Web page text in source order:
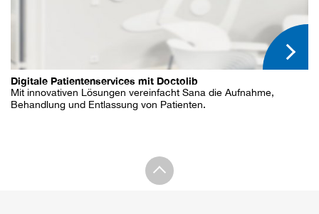
Digitale Patientenservices mit Doctolib
Mit innovativen Lösungen vereinfacht Sana die Aufnahme,
Behandlung und Entlassung von Patienten.